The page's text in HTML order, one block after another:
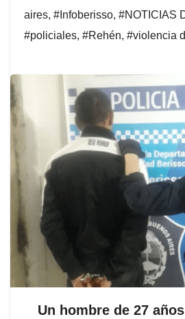
aires, #Infoberisso, #NOTICIAS
#policiales, #Rehén, #violencia
Un hombre de 27